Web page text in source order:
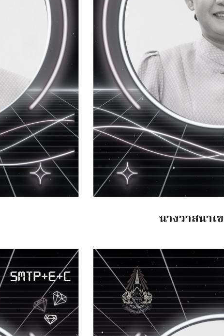
Search
for:
Search
นางวาสนา